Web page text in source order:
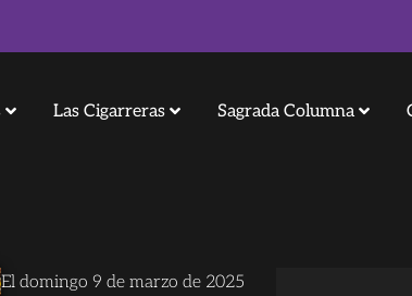
Las Cigarreras Sagrada Columna
El domingo 9 de marzo de 2025